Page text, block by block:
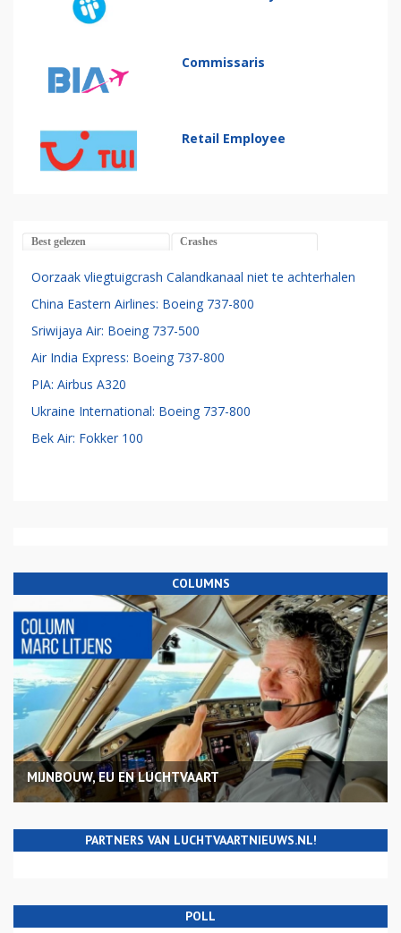
Commissaris
Retail Employee
Best gelezen Crashes
Oorzaak vliegtuigcrash Calandkanaal niet te achterhalen
China Eastern Airlines: Boeing 737-800
Sriwijaya Air: Boeing 737-500
Air India Express: Boeing 737-800
PIA: Airbus A320
Ukraine International: Boeing 737-800
Bek Air: Fokker 100
COLUMNS
MIJNBOUW, EU EN LUCHTVAART
PARTNERS VAN LUCHTVAARTNIEUWS.NL!
POLL